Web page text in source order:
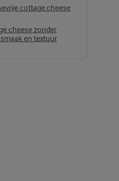
cottage cheese
cheese zonder
en textuur